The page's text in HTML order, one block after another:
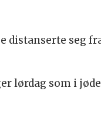
distanserte seg
lørdag som i